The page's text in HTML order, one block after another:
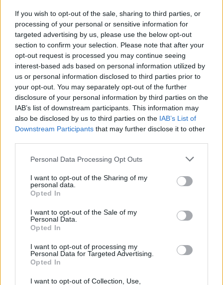
If you wish to opt-out of the sale, sharing to third parties, or
processing of your personal or sensitive information for
targeted advertising by us, please use the below opt-out
section to confirm your selection. Please note that after your
opt-out request is processed you may continue seeing
interest-based ads based on personal information utilized by
us or personal information disclosed to third parties prior to
your opt-out. You may separately opt-out of the further
disclosure of your personal information by third parties on the
IAB’s list of downstream participants. This information may
also be disclosed by us to third parties on the IAB’s List of
Downstream Participants that may further disclose it to other
Please note that this website/app uses one or more Google
not limited to your visit or usage behaviour. You may click to
grant or deny consent to Google and its third-party tags to
use your data for below specified purposes in below Google
consent section.
Personal Data Processing Opt Outs
I want to opt-out of the Sharing of my
personal data.
Opted In
I want to opt-out of the Sale of my
Personal Data.
Opted In
I want to opt-out of processing my
Personal Data for Targeted Advertising.
Opted In
I want to opt-out of Collection, Use,
Na stronie PodkarpacieLive.pl znajdziesz
wynik meczu, strzelców
bramek, kartki, składy, statystyki i informacje o przebiegu
spotkania. To kompletne źródło danych dla kibiców i pasjonatów
lokalnej piłki nożnej. Jeżeli aktualnie nie widzisz tutaj danych z pewnością
pracujemy nad tym żeby je uzupełnić.
Wynik meczu Polonia Bytom vs Rekord Bielsko-Biała
Po zakończeniu spotkania automatycznie publikujemyoficjalny wynik
spotkania, a także dane meczowe, jeśli są dostępne.
Pełny harmonogram rozgrywek dostępny jest tutaj:II liga - terminarz
Informacje o składach i strzelcach
W miarę dostępności danych, publikujemyskłady wyjściowe,
aktualizujemy zależnie od poziomu ligi i dostępnych źródeł.
Śledź mecze swojej drużyny
Jeśli jesteś kibicem klubu Polonia Bytom lub Rekord Bielsko-Biała -
zaglądaj tutaj częściej. Nasz serwis regularnie dostarcza informacje o
terminach meczów, wynikach, transferach i newsach klubowych
piłkarskichw województwie. Sprawdź nasze relacje, śledź ulubioną ligę i
bądź na bieżąco z wydarzeniami z boisk!
Polonia Bytom - Rekord Bielsko-Białaodbędzie się w ramach 4.
kolejki - II liga. Spotkanie zostanie rozegrane w dniu 11 sierpnia 2024.